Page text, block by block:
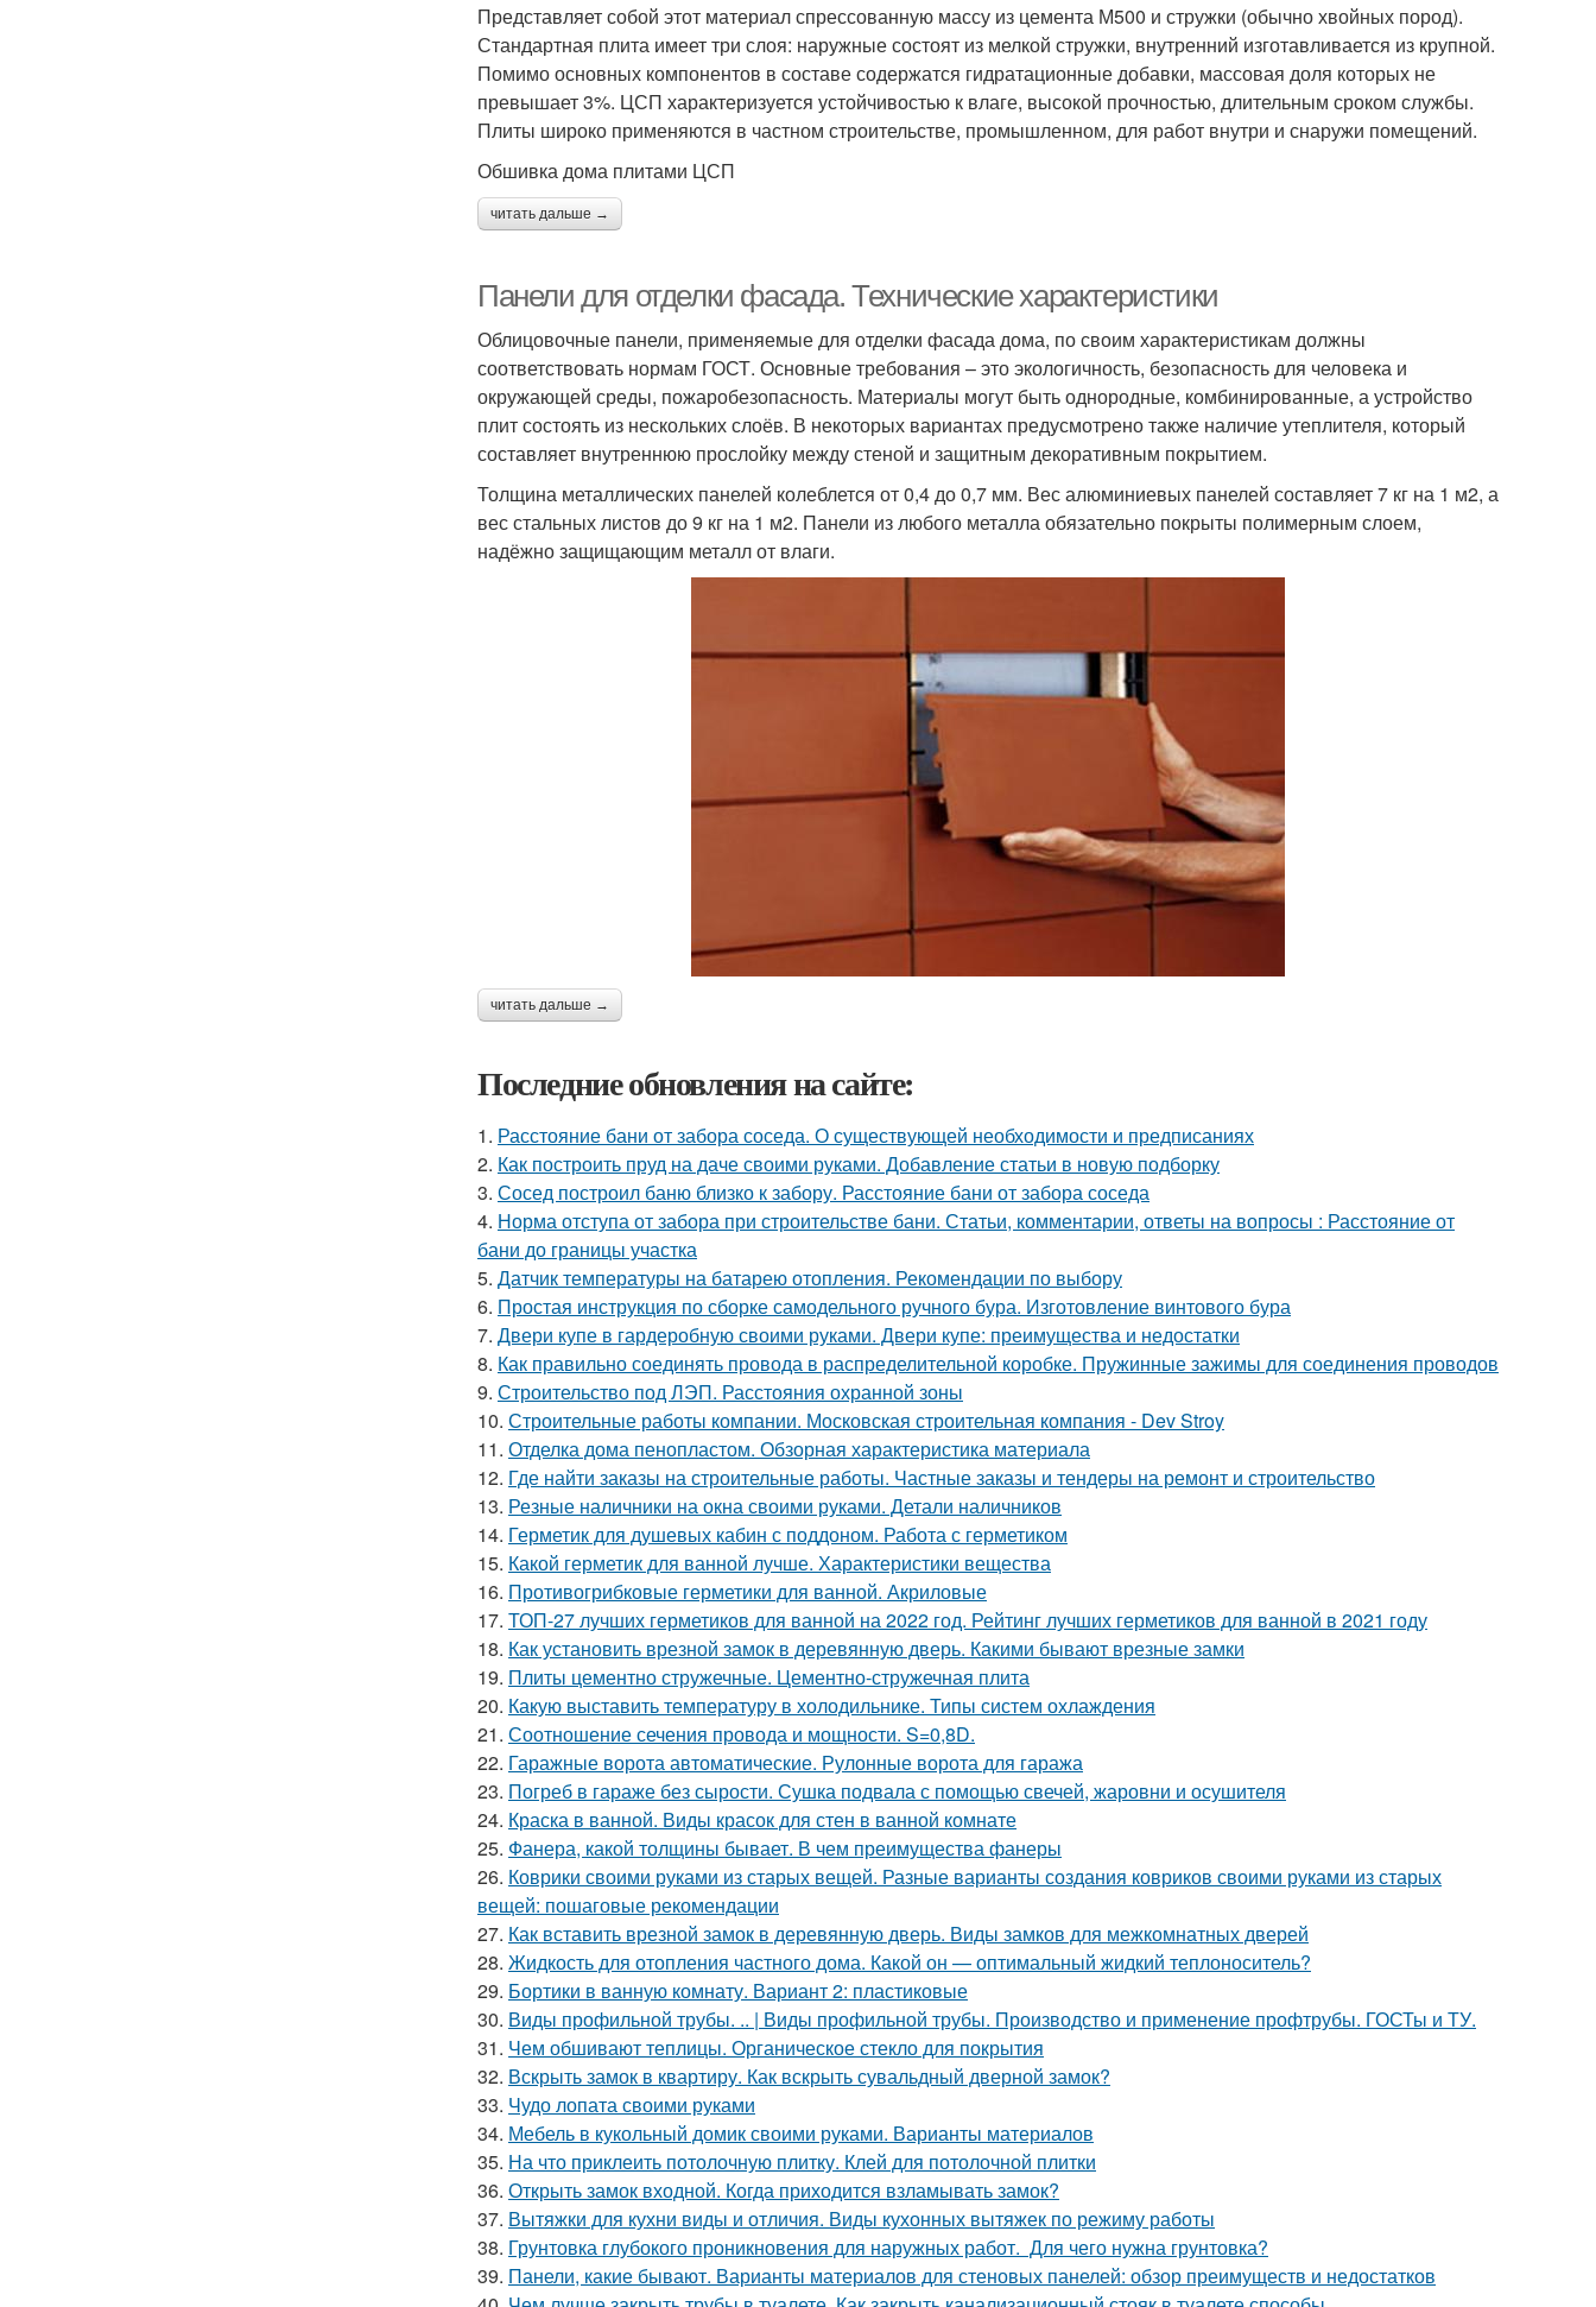
Представляет собой этот материал спрессованную массу из цемента М500 и стружки (обычно хвойных пород).
Стандартная плита имеет три слоя: наружные состоят из мелкой стружки, внутренний изготавливается из крупной.
Помимо основных компонентов в составе содержатся гидратационные добавки, массовая доля которых не
превышает 3%. ЦСП характеризуется устойчивостью к влаге, высокой прочностью, длительным сроком службы.
Плиты широко применяются в частном строительстве, промышленном, для работ внутри и снаружи помещений.
Обшивка дома плитами ЦСП
читать дальше →
Панели для отделки фасада. Технические характеристики
Облицовочные панели, применяемые для отделки фасада дома, по своим характеристикам должны
соответствовать нормам ГОСТ. Основные требования – это экологичность, безопасность для человека и
окружающей среды, пожаробезопасность. Материалы могут быть однородные, комбинированные, а устройство
плит состоять из нескольких слоёв. В некоторых вариантах предусмотрено также наличие утеплителя, который
составляет внутреннюю прослойку между стеной и защитным декоративным покрытием.
Толщина металлических панелей колеблется от 0,4 до 0,7 мм. Вес алюминиевых панелей составляет 7 кг на 1 м2, а
вес стальных листов до 9 кг на 1 м2. Панели из любого металла обязательно покрыты полимерным слоем,
надёжно защищающим металл от влаги.
читать дальше →
Последние обновления на сайте:
1. Расстояние бани от забора соседа. О существующей необходимости и предписаниях
2. Как построить пруд на даче своими руками. Добавление статьи в новую подборку
3. Сосед построил баню близко к забору. Расстояние бани от забора соседа
4. Норма отступа от забора при строительстве бани. Статьи, комментарии, ответы на вопросы : Расстояние от
бани до границы участка
5. Датчик температуры на батарею отопления. Рекомендации по выбору
6. Простая инструкция по сборке самодельного ручного бура. Изготовление винтового бура
7. Двери купе в гардеробную своими руками. Двери купе: преимущества и недостатки
8. Как правильно соединять провода в распределительной коробке. Пружинные зажимы для соединения проводов
9. Строительство под ЛЭП. Расстояния охранной зоны
10. Строительные работы компании. Московская строительная компания - Dev Stroy
11. Отделка дома пенопластом. Обзорная характеристика материала
12. Где найти заказы на строительные работы. Частные заказы и тендеры на ремонт и строительство
13. Резные наличники на окна своими руками. Детали наличников
14. Герметик для душевых кабин с поддоном. Работа с герметиком
15. Какой герметик для ванной лучше. Характеристики вещества
16. Противогрибковые герметики для ванной. Акриловые
17. ТОП-27 лучших герметиков для ванной на 2022 год. Рейтинг лучших герметиков для ванной в 2021 году
18. Как установить врезной замок в деревянную дверь. Какими бывают врезные замки
19. Плиты цементно стружечные. Цементно-стружечная плита
20. Какую выставить температуру в холодильнике. Типы систем охлаждения
21. Соотношение сечения провода и мощности. S=0,8D.
22. Гаражные ворота автоматические. Рулонные ворота для гаража
23. Погреб в гараже без сырости. Сушка подвала с помощью свечей, жаровни и осушителя
24. Краска в ванной. Виды красок для стен в ванной комнате
25. Фанера, какой толщины бывает. В чем преимущества фанеры
26. Коврики своими руками из старых вещей. Разные варианты создания ковриков своими руками из старых
вещей: пошаговые рекомендации
27. Как вставить врезной замок в деревянную дверь. Виды замков для межкомнатных дверей
28. Жидкость для отопления частного дома. Какой он — оптимальный жидкий теплоноситель?
29. Бортики в ванную комнату. Вариант 2: пластиковые
30. Виды профильной трубы. .. | Виды профильной трубы. Производство и применение профтрубы. ГОСТы и ТУ.
31. Чем обшивают теплицы. Органическое стекло для покрытия
32. Вскрыть замок в квартиру. Как вскрыть сувальдный дверной замок?
33. Чудо лопата своими руками
34. Мебель в кукольный домик своими руками. Варианты материалов
35. На что приклеить потолочную плитку. Клей для потолочной плитки
36. Открыть замок входной. Когда приходится взламывать замок?
37. Вытяжки для кухни виды и отличия. Виды кухонных вытяжек по режиму работы
38. Грунтовка глубокого проникновения для наружных работ. Для чего нужна грунтовка?
39. Панели, какие бывают. Варианты материалов для стеновых панелей: обзор преимуществ и недостатков